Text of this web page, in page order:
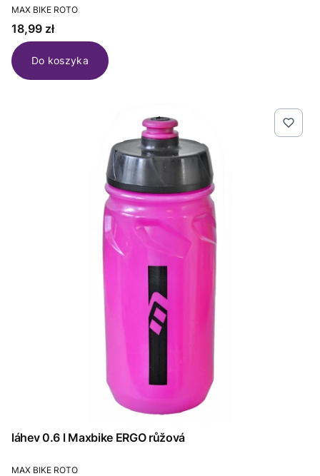
PRODUCENT
MAX BIKE ROTO
Cena
18,99 zł
Do koszyka
láhev 0.6 l Maxbike ERGO růžová
PRODUCENT
MAX BIKE ROTO